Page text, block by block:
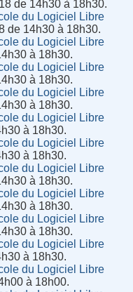
de 14h30 à 18h30.
du Logiciel Libre
de 14h30 à 18h30.
du Logiciel Libre
à 18h30.
du Logiciel Libre
à 18h30.
du Logiciel Libre
à 18h30.
du Logiciel Libre
à 18h30.
du Logiciel Libre
à 18h30.
du Logiciel Libre
à 18h30.
du Logiciel Libre
à 18h30.
du Logiciel Libre
à 18h30.
du Logiciel Libre
à 18h30.
du Logiciel Libre
à 18h00.